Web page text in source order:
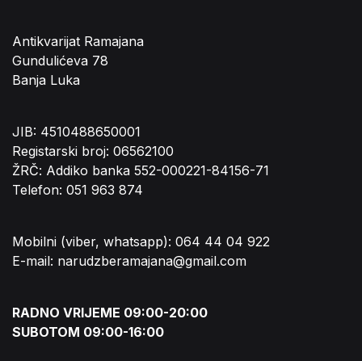
Antikvarijat Ramajana
Gundulićeva 78
Banja Luka
JIB: 4510488650001
Registarski broj: 06562100
ŽRČ: Addiko banka 552-000221-84156-71
Telefon: 051 963 874
Mobilni (viber, whatsapp): 064 44 04 922
E-mail: narudzberamajana@gmail.com
RADNO VRIJEME 09:00-20:00
SUBOTOM 09:00-16:00